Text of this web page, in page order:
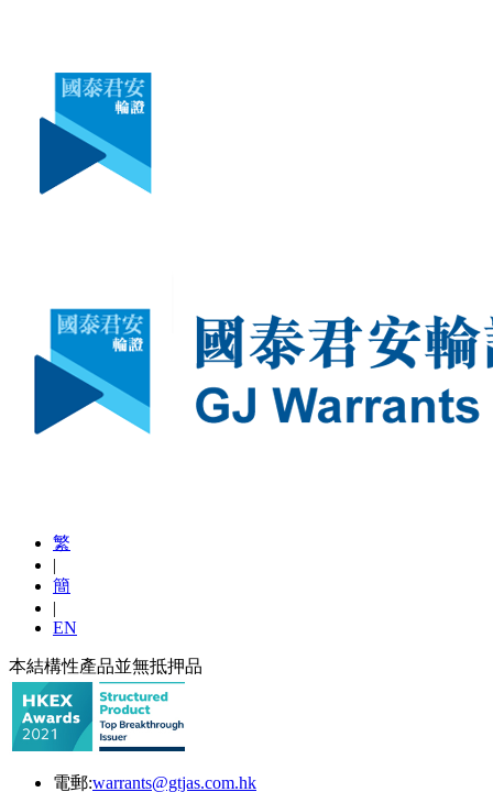
繁
|
簡
|
EN
本結構性產品並無抵押品
電郵:warrants@gtjas.com.hk